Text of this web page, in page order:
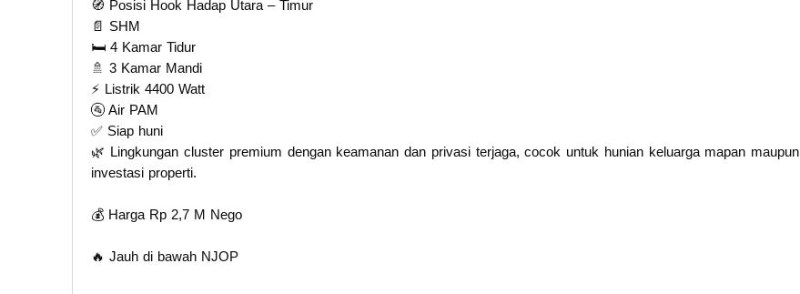
🧭 Posisi Hook Hadap Utara – Timur
📄 SHM
🛏️ 4 Kamar Tidur
🚿 3 Kamar Mandi
⚡ Listrik 4400 Watt
🚰 Air PAM
✅ Siap huni
🌿 Lingkungan cluster premium dengan keamanan dan privasi terjaga, cocok untuk hunian keluarga mapan maupun
investasi properti.
💰 Harga Rp 2,7 M Nego
🔥 Jauh di bawah NJOP